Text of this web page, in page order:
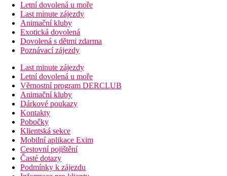
Letní dovolená u moře
Last minute zájezdy
Animační kluby
Exotická dovolená
Dovolená s dětmi zdarma
Poznávací zájezdy
Last minute zájezdy
Letní dovolená u moře
Věrnostní program DERCLUB
Animační kluby
Dárkové poukazy
Kontakty
Pobočky
Klientská sekce
Mobilní aplikace Exim
Cestovní pojištění
Časté dotazy
Podmínky k zájezdu